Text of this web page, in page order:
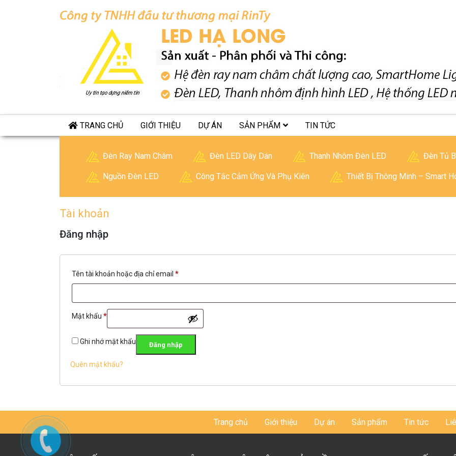
TRANG CHỦ GIỚI THIỆU DỰ ÁN SẢN PHẨM TIN TỨC
Đèn Ray Nam Châm Đèn LED Dây Dán Thanh Nhôm Đèn LED Đèn Tủ
Nguồn Đèn LED Công Tắc Cảm Ứng Và Phụ Kiên Thiết Bị Thông Minh – Smart
Tài khoản
Đăng nhập
Tên tài khoản hoặc địa chỉ email *
Mật khẩu *
Ghi nhớ mật khẩu Đăng nhập
Quên mật khẩu?
Trang chủ Giới thiệu Dự án Sản phẩm Tin tức